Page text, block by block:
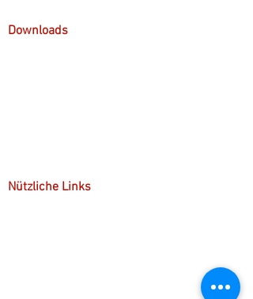
Downloads
Nützliche Links